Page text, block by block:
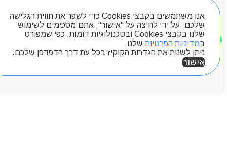
אנו משתמשים בקבצי Cookies כדי לשפר את חווית הגלישה
שלכם. על ידי לחיצה על "אישור", אתם מסכימים לשימוש
שלנו בקבצי Cookies ובטכנולוגיות דומות, כפי שמפורט
במדיניות הפרטיות שלנו.
ניתן לשנות את הגדרות הקוקיז בכל עת דרך הדפדפן שלכם.
אישור
מוצרים שאהבתי